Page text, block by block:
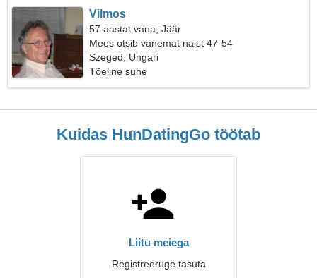
Vilmos
57 aastat vana, Jäär
Mees otsib vanemat naist 47-54
Szeged, Ungari
Tõeline suhe
Kuidas HunDatingGo töötab
Liitu meiega
Registreeruge tasuta